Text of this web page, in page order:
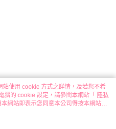
使用 cookie 方式之詳情，及若您不希
腦的 cookie 設定，請參閱本網站「 隱私
網站即表示您同意本公司得按本網站使